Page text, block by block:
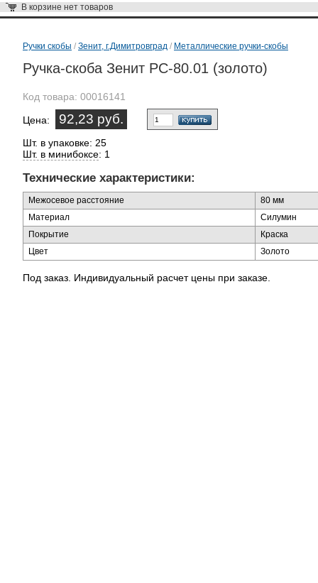
В корзине нет товаров
Ручки скобы / Зенит, г.Димитровград / Металлические ручки-скобы
Ручка-скоба Зенит РС-80.01 (золото)
Код товара: 00016141
Цена: 92,23 руб.
Шт. в упаковке: 25
Шт. в минибоксе: 1
Технические характеристики:
Межосевое расстояние
80 мм
Материал
Силумин
Покрытие
Краска
Цвет
Золото
Под заказ. Индивидуальный расчет цены при заказе.